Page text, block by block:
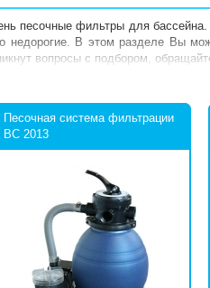
песочные фильтры для
недорогие. В этом разделе Вы
вопросы с подбором,
Песочная система фильтрации
BC 2013